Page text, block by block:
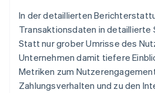
In der detaillierten
Transaktionsdaten in
Statt nur grober Umrisse des
Unternehmen damit tiefere
Metriken zum
Zahlungsverhalten und zu den